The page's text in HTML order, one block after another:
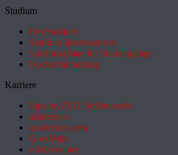
Studium
HeyStudium
Studium-Interessentest
Suchmaschine für Studiengänge
Hochschulranking
Karriere
Jobs im ZEIT Stellenmarkt
academics
academics.com
GoodJobs
e-fellows.net